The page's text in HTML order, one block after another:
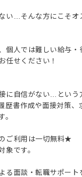
い…そんな方にこそオ
個人では難しい給与・
任せください！
に自信がない…という
歴書作成や面接対策
。
ご利用は一切無料★
象です。
る面談・転職サポー